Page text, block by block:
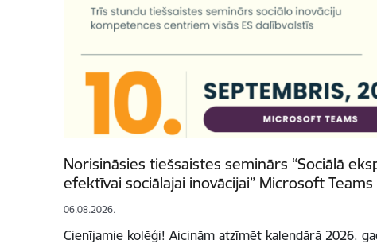
Norisināsies tiešsaistes seminārs “Sociālā
efektīvai sociālajai inovācijai” Microsoft
06.08.2026.
Cienījamie kolēģi! Aicinām atzīmēt kalendārā 2026.